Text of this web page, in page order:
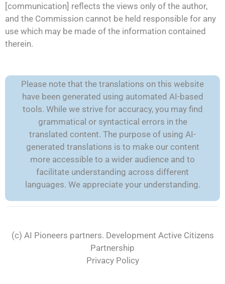
[communication] reflects the views only of the author,
and the Commission cannot be held responsible for any
use which may be made of the information contained
therein.
Please note that the translations on this website
have been generated using automated AI-based
tools. While we strive for accuracy, you may find
grammatical or syntactical errors in the
translated content. The purpose of using AI-
generated translations is to make our content
more accessible to a wider audience and to
facilitate understanding across different
languages. We appreciate your understanding.
(c) AI Pioneers partners. Development Active Citizens
Partnership
Privacy Policy